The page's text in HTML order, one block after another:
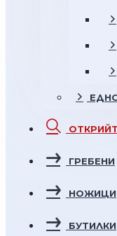
ГРЕБЕНИ
НОЖИЦИ
БУТИЛКИ